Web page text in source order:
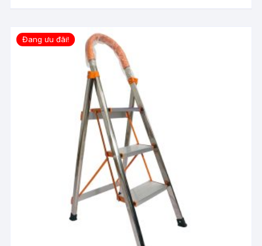
Đang ưu đãi!